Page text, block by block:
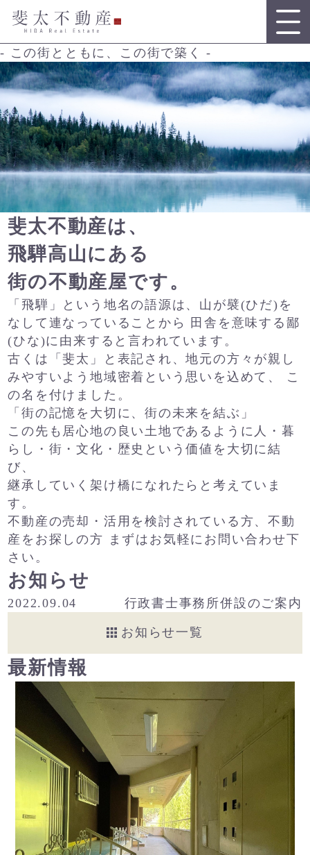
- この街とともに、この街で築く -
斐太不動産は、
飛騨高山にある
街の不動産屋です。
「飛騨」という地名の語源は、山が襞(ひだ)を
なして連なっていることから
田舎を意味する鄙
(ひな)に由来すると言われています。
古くは「斐太」と表記され、地元の方々が親し
みやすいよう地域密着という思いを込めて、
こ
の名を付けました。
「街の記憶を大切に、街の未来を結ぶ」
この先も居心地の良い土地であるように人・暮
らし・街・文化・歴史という価値を大切に結
び、
継承していく架け橋になれたらと考えていま
す。
不動産の売却・活用を検討されている方、不動
産をお探しの方 まずはお気軽にお問い合わせ下
さい。
お知らせ
2022.09.04 行政書士事務所併設のご案内
お知らせ一覧
最新情報